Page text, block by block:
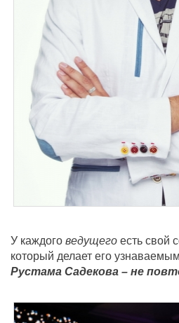
У каждого ведущего есть свой
который делает его
Рустама Садекова – не